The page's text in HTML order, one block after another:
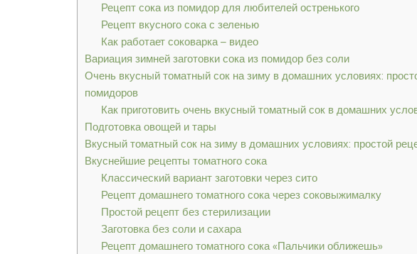
Рецепт сока из помидор для любителей остренького
Рецепт вкусного сока с зеленью
Как работает соковарка – видео
Вариация зимней заготовки сока из помидор без соли
Очень вкусный томатный сок на зиму в домашних условиях:
помидоров
Как приготовить очень вкусный томатный сок в домашних
Подготовка овощей и тары
Вкусный томатный сок на зиму в домашних условиях: простой
Вкуснейшие рецепты томатного сока
Классический вариант заготовки через сито
Рецепт домашнего томатного сока через соковыжималку
Простой рецепт без стерилизации
Заготовка без соли и сахара
Рецепт домашнего томатного сока «Пальчики оближешь»